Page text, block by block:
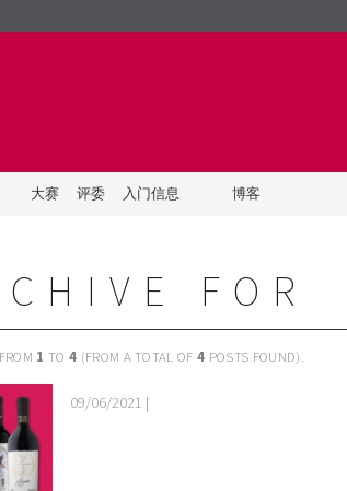
大赛 评委 入门信息 博客
FOR
1 TO 4 (FROM A TOTAL OF4 POSTS FOUND).
09/06/2021 |